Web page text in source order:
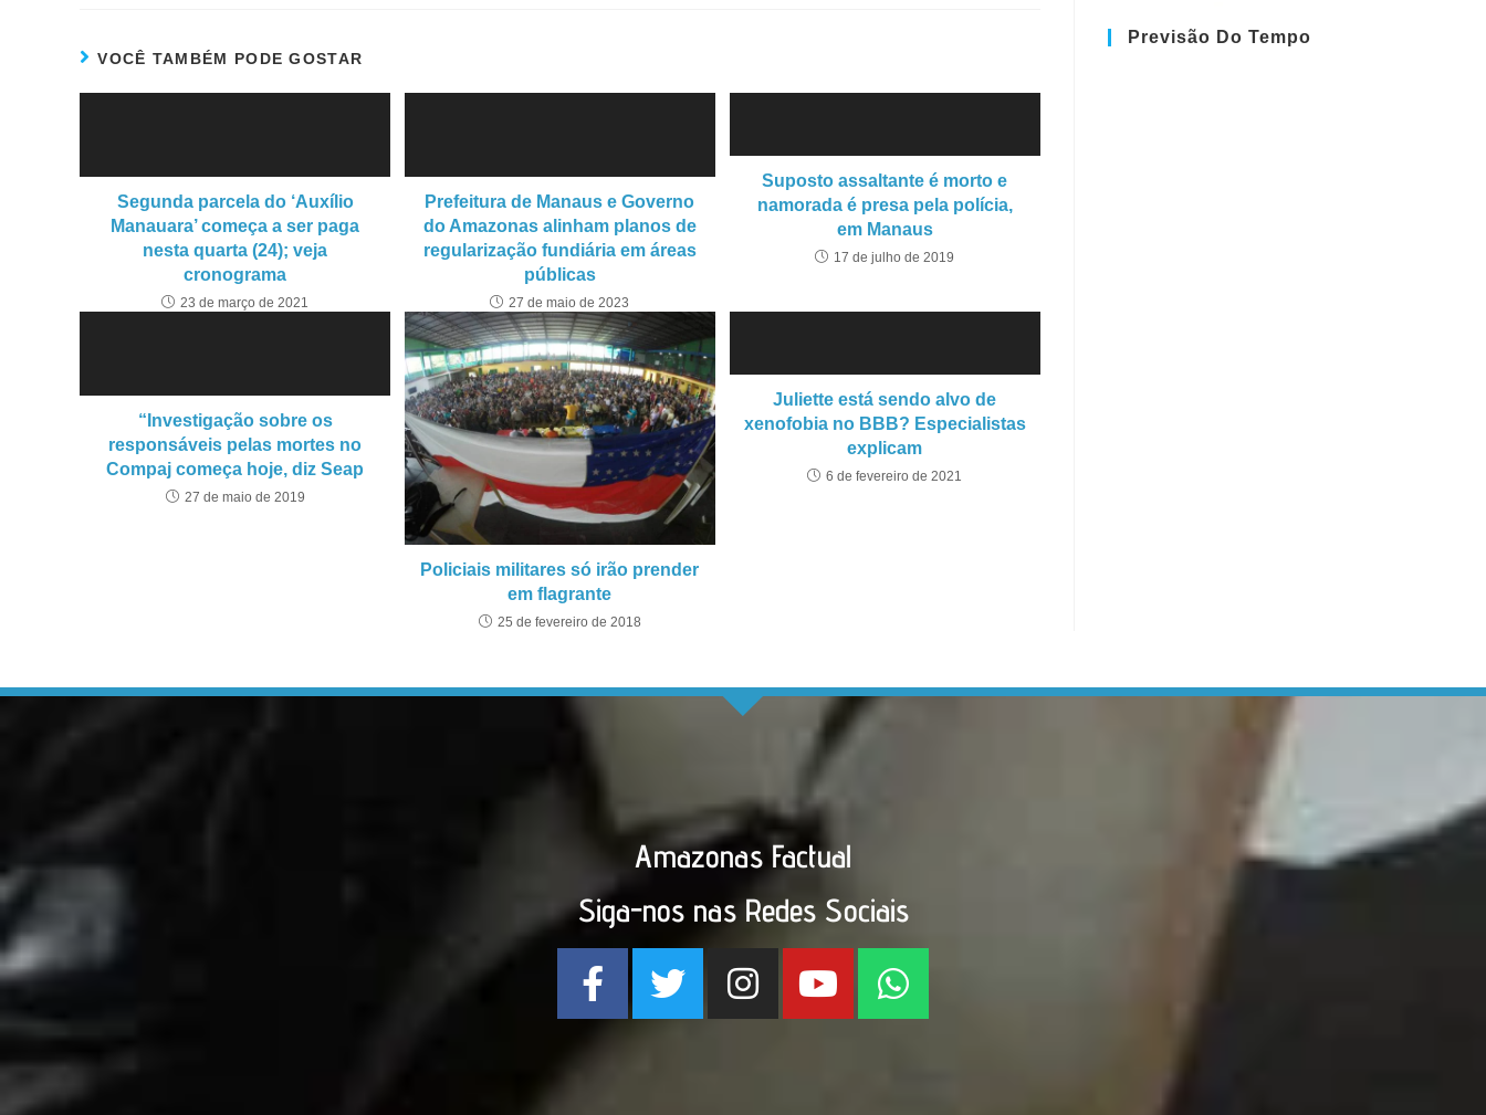
VOCÊ TAMBÉM PODE GOSTAR
Segunda parcela do ‘Auxílio
Manauara’ começa a ser paga
nesta quarta (24); veja
cronograma
23 de março de 2021
Prefeitura de Manaus e Governo
do Amazonas alinham planos de
regularização fundiária em áreas
públicas
27 de maio de 2023
Suposto assaltante é morto e
namorada é presa pela polícia,
em Manaus
17 de julho de 2019
“Investigação sobre os
responsáveis pelas mortes no
Compaj começa hoje, diz Seap
27 de maio de 2019
Policiais militares só irão prender
em flagrante
25 de fevereiro de 2018
Juliette está sendo alvo de
xenofobia no BBB? Especialistas
explicam
6 de fevereiro de 2021
Previsão Do Tempo
Amazonas Factual
Siga-nos nas Redes Sociais